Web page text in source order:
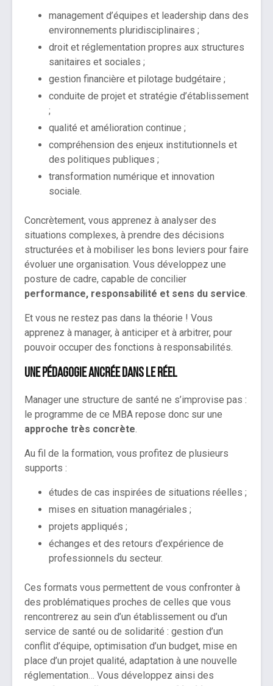
management d’équipes et leadership dans des
environnements pluridisciplinaires ;
droit et réglementation propres aux structures
sanitaires et sociales ;
gestion financière et pilotage budgétaire ;
conduite de projet et stratégie d’établissement
;
qualité et amélioration continue ;
compréhension des enjeux institutionnels et
des politiques publiques ;
transformation numérique et innovation
sociale.
Concrètement, vous apprenez à analyser des
situations complexes, à prendre des décisions
structurées et à mobiliser les bons leviers pour faire
évoluer une organisation. Vous développez une
posture de cadre, capable de concilier
performance, responsabilité et sens du service.
Et vous ne restez pas dans la théorie ! Vous
apprenez à manager, à anticiper et à arbitrer, pour
pouvoir occuper des fonctions à responsabilités.
Une pédagogie ancrée dans le réel
Manager une structure de santé ne s’improvise pas :
le programme de ce MBA repose donc sur une
approche très concrète.
Au fil de la formation, vous profitez de plusieurs
supports :
études de cas inspirées de situations réelles ;
mises en situation managériales ;
projets appliqués ;
échanges et des retours d’expérience de
professionnels du secteur.
Ces formats vous permettent de vous confronter à
des problématiques proches de celles que vous
rencontrerez au sein d’un établissement ou d’un
service de santé ou de solidarité : gestion d’un
conflit d’équipe, optimisation d’un budget, mise en
place d’un projet qualité, adaptation à une nouvelle
réglementation… Vous développez ainsi des